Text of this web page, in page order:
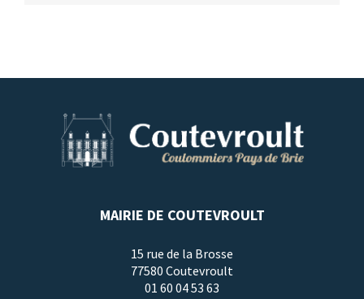
MAIRIE DE COUTEVROULT
15 rue de la Brosse
77580 Coutevroult
01 60 04 53 63